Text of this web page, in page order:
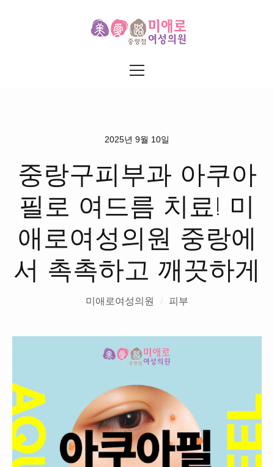
2025년 9월 10일
중랑구피부과 아쿠아
필로 여드름 치료! 미
애로여성의원 중랑에
서 촉촉하고 깨끗하게
미애로여성의원 / 피부